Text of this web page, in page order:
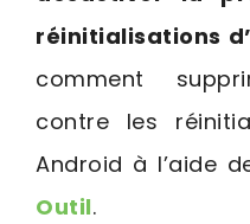
réinitialisations
comment
contre les
Android à l’aide
Outil.